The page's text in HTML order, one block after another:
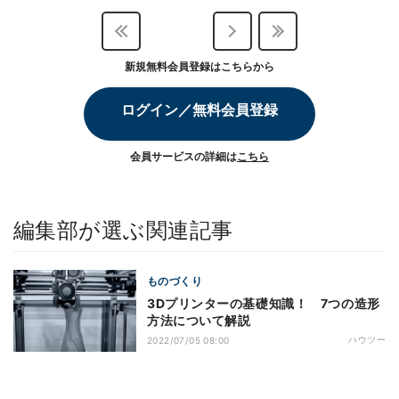
新規無料会員登録はこちらから
ログイン／無料会員登録
会員サービスの詳細はこちら
編集部が選ぶ関連記事
ものづくり
3Dプリンターの基礎知識！ 7つの造形
方法について解説
2022/07/05 08:00 ハウツー